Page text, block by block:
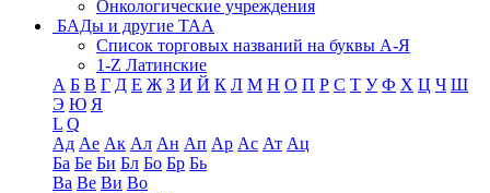
Онкологические учреждения
БАДы и другие ТАА
Список торговых названий на буквы А-Я
1-Z Латинские
А Б В Г Д Е Ж З И Й К Л М Н О П Р С Т У Ф Х Ц Ч Ш
Э Ю Я
L Q
Ад Ае Ак Ал Ан Ап Ар Ас Ат Ац
Ба Бе Би Бл Бо Бр Бь
Ва Ве Ви Во